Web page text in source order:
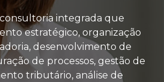
integrada que
estratégico, organização
desenvolvimento de
de processos, gestão de
tributário, análise de